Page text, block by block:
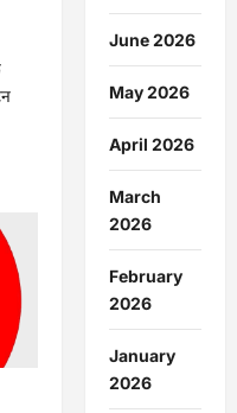
June 2026
May 2026
April 2026
March
2026
February
2026
January
2026